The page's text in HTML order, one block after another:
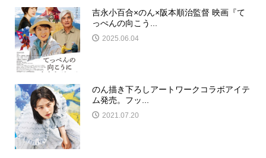
吉永小百合×のん×阪本順治監督 映画『て
っぺんの向こう...
2025.06.04
のん描き下ろしアートワークコラボアイテ
ム発売。フッ...
2021.07.20